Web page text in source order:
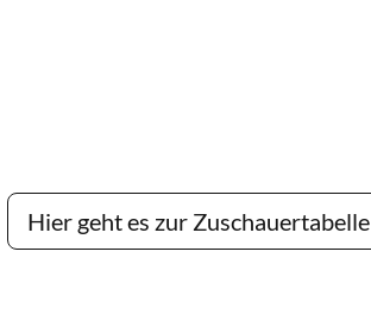
Hier geht es zur Zuschauertabelle